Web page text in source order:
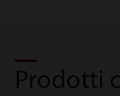
Prodotti